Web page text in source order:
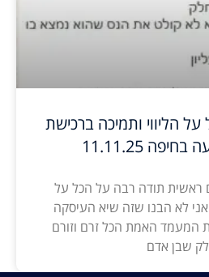
הליווי ותמיכה ברכישת
11.11.25
שלום ראשית תודה רבה על הכל על
ואני לא הבנו שזה שיא העיסקה
המעמד האמת הכל זרם וזורם
שבן אדם